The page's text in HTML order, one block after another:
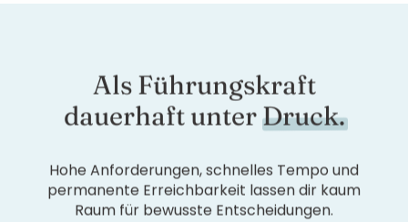
Als Führungskraft
dauerhaft unterDruck.
Hohe Anforderungen, schnelles Tempo und
permanente Erreichbarkeit lassen dir kaum
Raum für bewusste Entscheidungen.